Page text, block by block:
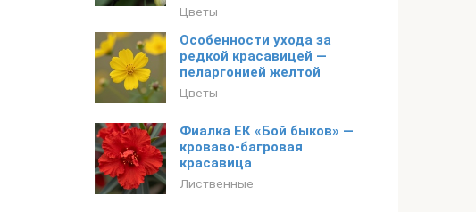
Цветы
Особенности ухода за
редкой красавицей —
пеларгонией желтой
Цветы
Фиалка ЕК «Бой быков» —
кроваво-багровая
красавица
Лиственные